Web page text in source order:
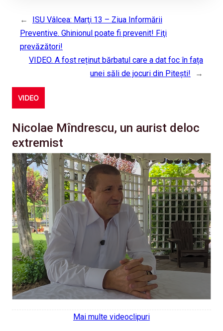
←
ISU Vâlcea: Marţi 13 – Ziua Informării
Preventive. Ghinionul poate fi prevenit! Fiţi
prevăzători!
VIDEO. A fost reținut bărbatul care a dat foc în fața
unei săli de jocuri din Pitești!
→
VIDEO
Nicolae Mîndrescu, un aurist deloc
extremist
Mai multe videoclipuri